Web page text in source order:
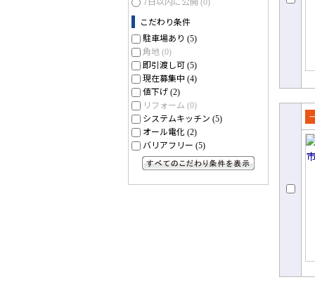
(0)
こだわり条件
駐車場あり (5)
角地 (0)
即引渡し可 (5)
現在募集中 (4)
値下げ (2)
リフォーム (0)
システムキッチン (5)
オール電化 (2)
バリアフリー (5)
て